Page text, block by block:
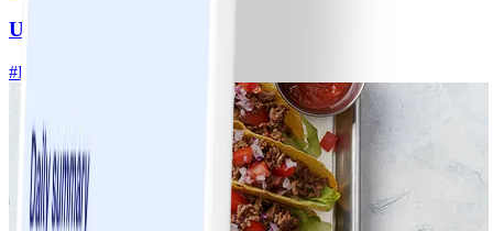
Ugnsrostad potatis
#Lätt